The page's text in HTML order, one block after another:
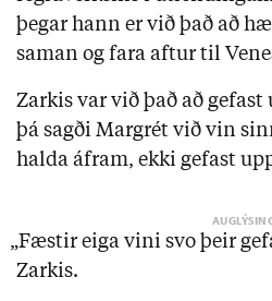
þegar hann er við það að
saman og fara aftur til
Zarkis var við það að
þá sagði Margrét við vin
halda áfram, ekki gefast
„Fæstir eiga vini svo þeir
Zarkis.